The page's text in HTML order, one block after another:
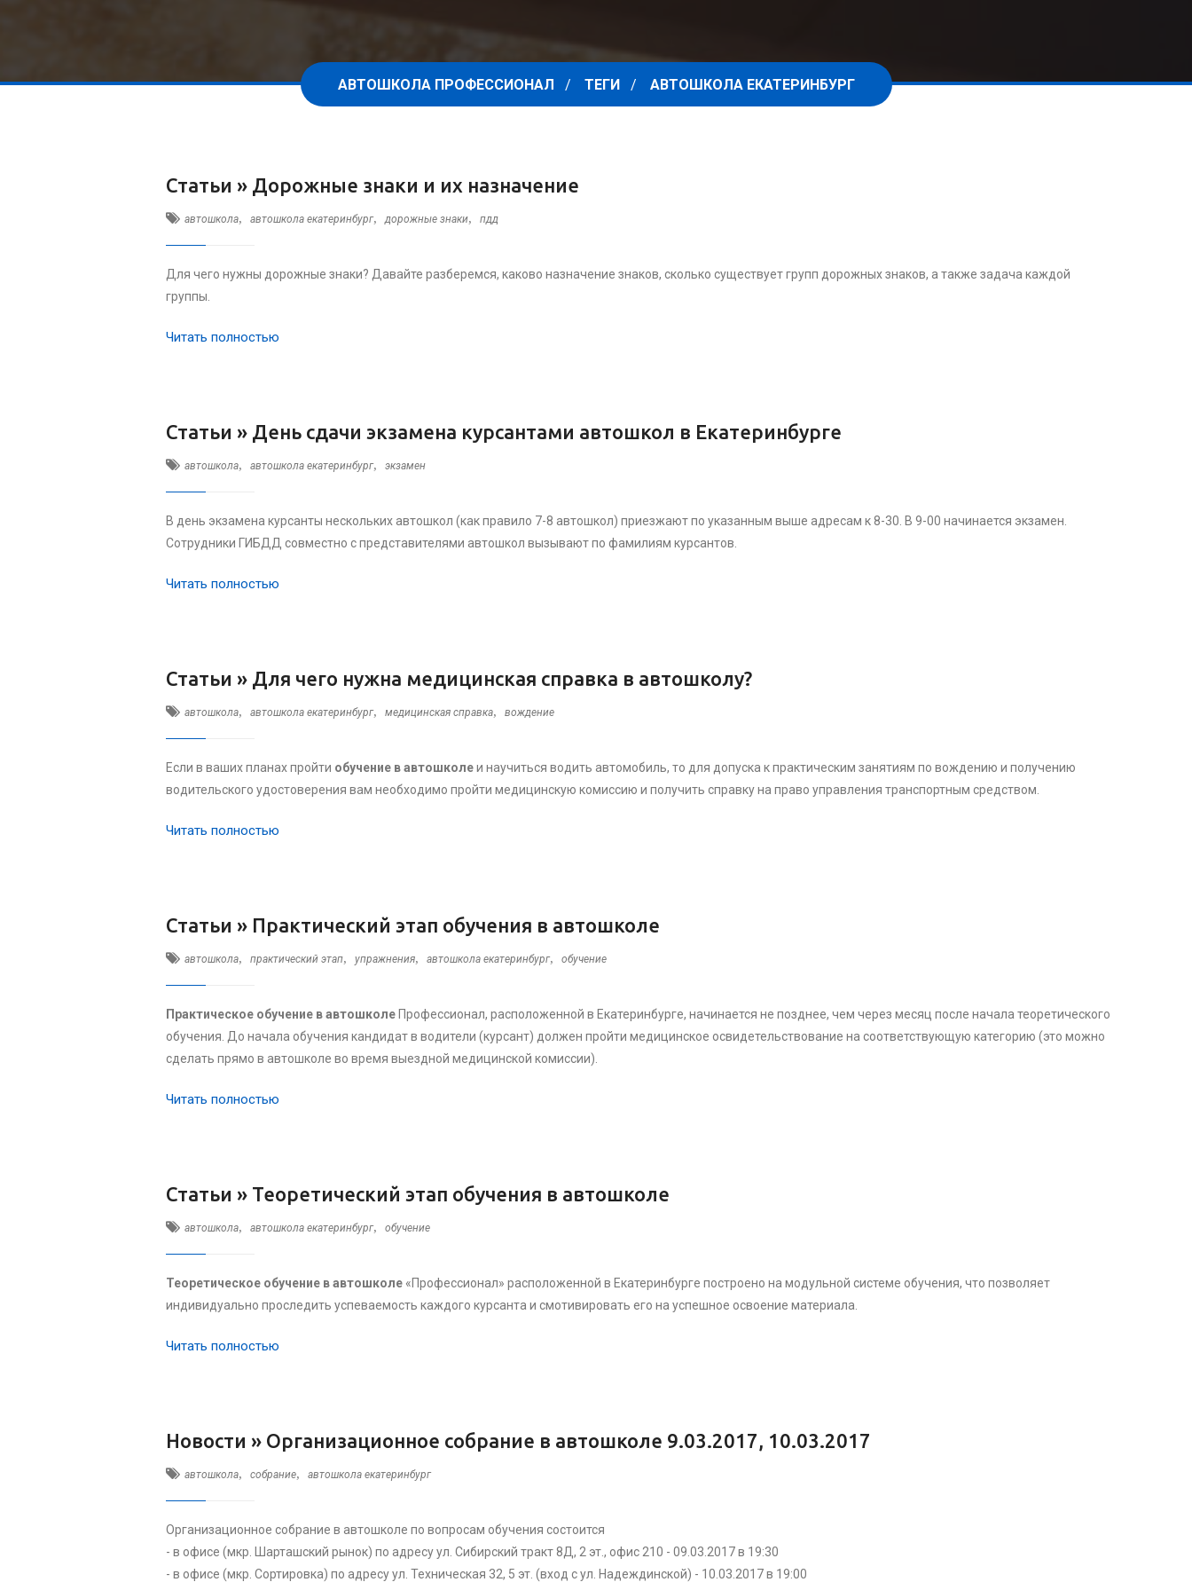
АВТОШКОЛА ПРОФЕССИОНАЛ ТЕГИ АВТОШКОЛА ЕКАТЕРИНБУРГ
Статьи » Дорожные знаки и их назначение
автошкола, автошкола екатеринбург, дорожные знаки, пдд
Для чего нужны дорожные знаки? Давайте разберемся, каково назначение знаков, сколько существует групп дорожных знаков, а также задача каждой
группы.
Читать полностью
Статьи » День сдачи экзамена курсантами автошкол в Екатеринбурге
автошкола, автошкола екатеринбург, экзамен
В день экзамена курсанты нескольких автошкол (как правило 7-8 автошкол) приезжают по указанным выше адресам к 8-30. В 9-00 начинается экзамен.
Сотрудники ГИБДД совместно с представителями автошкол вызывают по фамилиям курсантов.
Читать полностью
Статьи » Для чего нужна медицинская справка в автошколу?
автошкола, автошкола екатеринбург, медицинская справка, вождение
Если в ваших планах пройти обучение в автошколеи научиться водить автомобиль, то для допуска к практическим занятиям по вождению и получению
водительского удостоверения вам необходимо пройти медицинскую комиссию и получить справку на право управления транспортным средством.
Читать полностью
Статьи » Практический этап обучения в автошколе
автошкола, практический этап, упражнения, автошкола екатеринбург, обучение
Практическое обучение в автошколе Профессионал, расположенной в Екатеринбурге, начинается не позднее, чем через месяц после начала теоретического
обучения. До начала обучения кандидат в водители (курсант) должен пройти медицинское освидетельствование на соответствующую категорию (это можно
сделать прямо в автошколе во время выездной медицинской комиссии).
Читать полностью
Статьи » Теоретический этап обучения в автошколе
автошкола, автошкола екатеринбург, обучение
Теоретическое обучение в автошколе «Профессионал» расположенной в Екатеринбурге построено на модульной системе обучения, что позволяет
индивидуально проследить успеваемость каждого курсанта и смотивировать его на успешное освоение материала.
Читать полностью
Новости » Организационное собрание в автошколе 9.03.2017, 10.03.2017
автошкола, собрание, автошкола екатеринбург
Организационное собрание в автошколе по вопросам обучения состоится
- в офисе (мкр. Шарташский рынок) по адресу ул. Сибирский тракт 8Д, 2 эт., офис 210 - 09.03.2017 в 19:30
- в офисе (мкр. Сортировка) по адресу ул. Техническая 32, 5 эт. (вход с ул. Надеждинской) - 10.03.2017 в 19:00